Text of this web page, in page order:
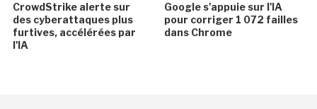
CrowdStrike alerte sur
des cyberattaques plus
furtives, accélérées par
l'IA
Google s'appuie sur l'IA
pour corriger 1 072 failles
dans Chrome